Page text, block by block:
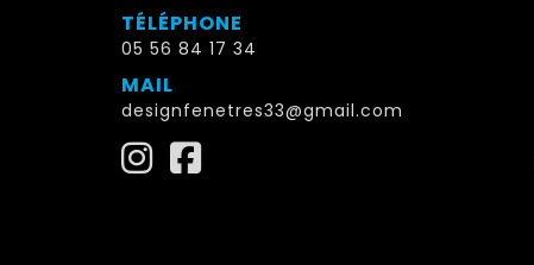
TÉLÉPHONE
05 56 84 17 34
MAIL
designfenetres33@gmail.com